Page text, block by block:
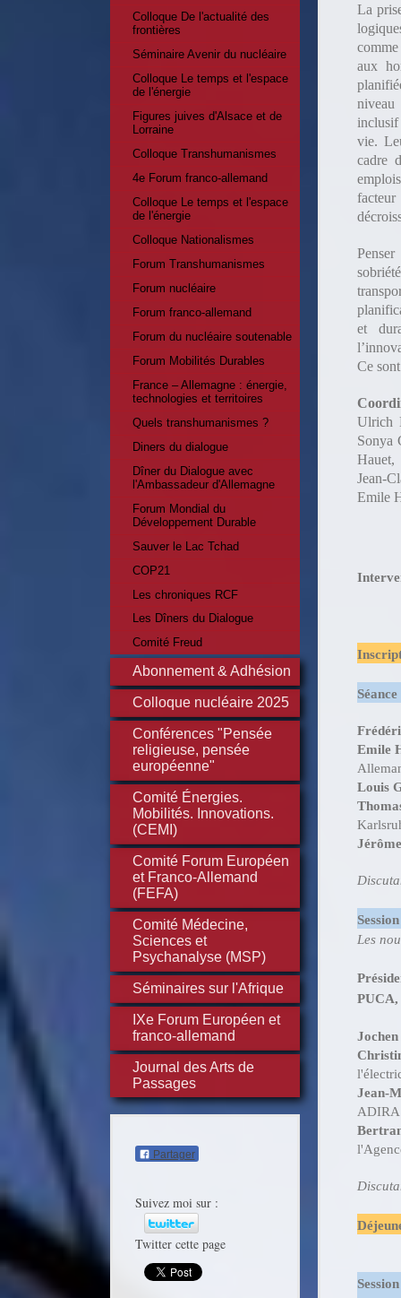
Colloque De l'actualité des
frontières
Séminaire Avenir du nucléaire
Colloque Le temps et l'espace
de l'énergie
Figures juives d'Alsace et de
Lorraine
Colloque Transhumanismes
4e Forum franco-allemand
Colloque Le temps et l'espace
de l'énergie
Colloque Nationalismes
Forum Transhumanismes
Forum nucléaire
Forum franco-allemand
Forum du nucléaire soutenable
Forum Mobilités Durables
France – Allemagne : énergie,
technologies et territoires
Quels transhumanismes ?
Diners du dialogue
Dîner du Dialogue avec
l'Ambassadeur d'Allemagne
Forum Mondial du
Développement Durable
Sauver le Lac Tchad
COP21
Les chroniques RCF
Les Dîners du Dialogue
Comité Freud
Abonnement & Adhésion
Colloque nucléaire 2025
Conférences "Pensée
religieuse, pensée
européenne"
Comité Énergies.
Mobilités. Innovations.
(CEMI)
Comité Forum Européen
et Franco-Allemand
(FEFA)
Comité Médecine,
Sciences et
Psychanalyse (MSP)
Séminaires sur l'Afrique
IXe Forum Européen et
franco-allemand
Journal des Arts de
Passages
Partager
Suivez moi sur :
Twitter cette page
La
aux
niveau
inclusif
vie.
cadre
et
Ce
Ulrich
Sonya
Hauet,
Jean-
Emile
Emile
Louis
Les
PUCA,
Jean-
ADIRA